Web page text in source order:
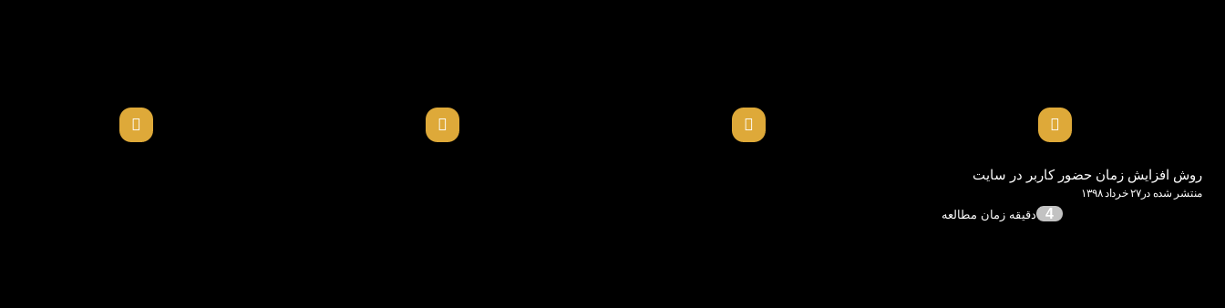
روش افزایش زمان حضور کاربر در سایت
منتشر شده در۲۷ خرداد ۱۳۹۸
4